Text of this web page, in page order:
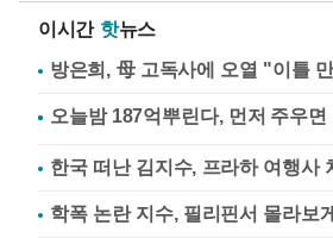
이시간 핫뉴스
방은희, 母 고독사에 오열 "이틀
한국 떠난 김지수, 프라하 여행사
학폭 논란 지수, 필리핀서 몰라보